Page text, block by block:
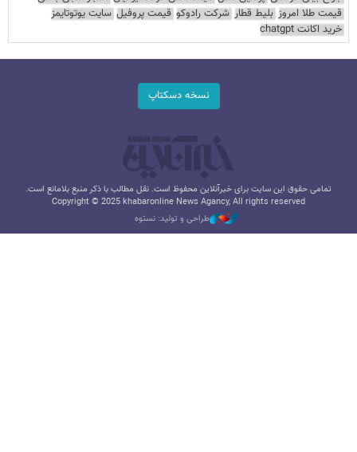
قیمت طلا امروز بلیط قطار شرکت رادوکو قیمت پروفیل سایت یوتوتایمز
خرید اکانت chatgpt
نسخه دسکتاپ
تمامی حقوق این سایت برای خبرآنلاین محفوظ است. نقل مطالب با ذکر منبع بلامانع است.
Copyright © 2025 khabaronline News Agancy, All rights reserved
طراحی و تولید: نستوه